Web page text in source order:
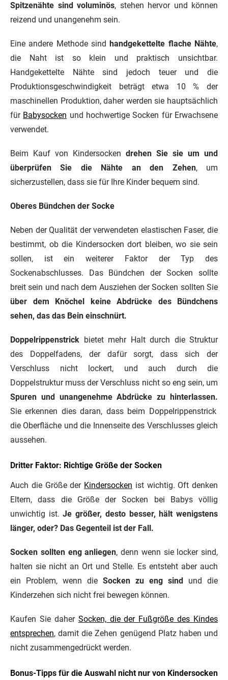
Spitzenähte sind voluminös, stehen hervor und können
reizend und unangenehm sein.
Eine andere Methode sind handgekettelte flache Nähte,
die Naht ist so klein und praktisch unsichtbar.
Handgekettelte Nähte sind jedoch teuer und die
Produktionsgeschwindigkeit beträgt etwa 10 % der
maschinellen Produktion, daher werden sie hauptsächlich
für Babysocken und hochwertige Socken für Erwachsene
verwendet.
Beim Kauf von Kindersocken drehen Sie sie um und
überprüfen Sie die Nähte an den Zehen, um
sicherzustellen, dass sie für Ihre Kinder bequem sind.
Oberes Bündchen der Socke
Neben der Qualität der verwendeten elastischen Faser, die
bestimmt, ob die Kindersocken dort bleiben, wo sie sein
sollen, ist ein weiterer Faktor der Typ des
Sockenabschlusses.
Das Bündchen der Socken sollte
breit sein und nach dem Ausziehen der Socken sollten Sie
über dem Knöchel keine Abdrücke des Bündchens
sehen, das das Bein einschnürt.
Doppelrippenstrick bietet mehr Halt durch die Struktur
des Doppelfadens, der dafür sorgt, dass sich der
Verschluss nicht lockert, und auch durch die
Doppelstruktur muss der Verschluss nicht so eng sein, um
Spuren und unangenehme Abdrücke zu hinterlassen.
Sie erkennen dies daran, dass beim Doppelrippenstrick
die Oberfläche und die Innenseite des Verschlusses gleich
aussehen.
Dritter Faktor: Richtige Größe der Socken
Auch die Größe der Kindersocken ist wichtig. Oft denken
Eltern, dass die Größe der Socken bei Babys völlig
unwichtig ist.Je größer, desto besser, hält wenigstens
länger, oder? Das Gegenteil ist der Fall.
Socken sollten eng anliegen, denn wenn sie locker sind,
halten sie nicht an Ort und Stelle. Es entsteht aber auch
ein Problem, wenn die Socken zu eng sind
und die
Kinderzehen sich nicht frei bewegen können.
Kaufen Sie daher Socken, die der Fußgröße des Kindes
entsprechen, damit die Zehen genügend Platz haben und
nicht zusammengedrückt werden.
Bonus-Tipps für die Auswahl nicht nur von Kindersocken